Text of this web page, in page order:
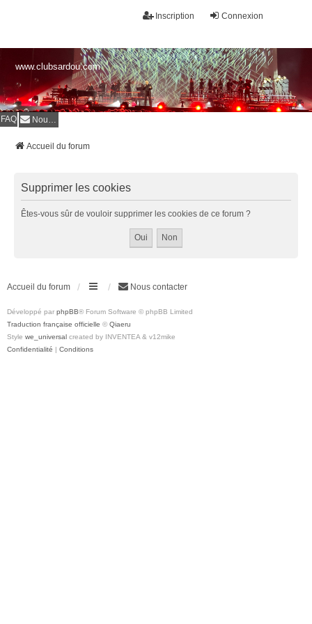
Connexion
Inscription
www.clubsardou.com
FAQ Nous contacter
Accueil du forum
Supprimer les cookies
Êtes-vous sûr de vouloir supprimer les cookies de ce forum ?
Accueil du forum Nous contacter
Développé par phpBB® Forum Software © phpBB Limited
Traduction française officielle © Qiaeru
Style we_universal created by INVENTEA & v12mike
Confidentialité | Conditions